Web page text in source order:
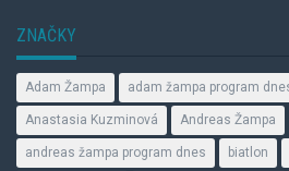
ZNAČKY
Adam Žampa adam žampa program
Anastasia Kuzminová Andreas Žampa
andreas žampa program dnes biatlon